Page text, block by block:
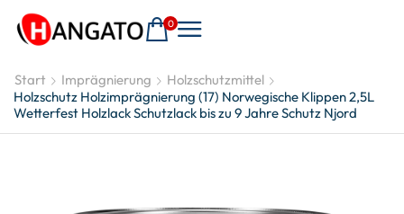
0
Start Imprägnierung
Holzschutzmittel
Holzschutz Holzimprägnierung (17) Norwegische Klippen 2,5L
Wetterfest Holzlack Schutzlack bis zu 9 Jahre Schutz Njord